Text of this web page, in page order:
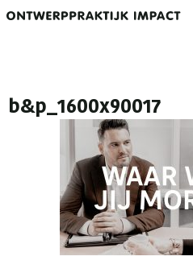
b&p_1600x90017